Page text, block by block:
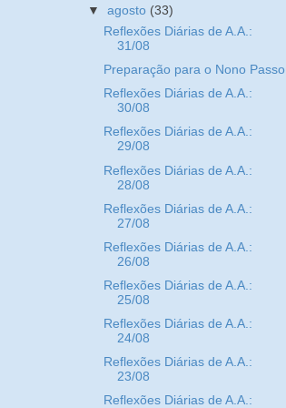
▼agosto (33)
Reflexões Diárias de A.A.:
31/08
Preparação para o Nono Passo
Reflexões Diárias de A.A.:
30/08
Reflexões Diárias de A.A.:
29/08
Reflexões Diárias de A.A.:
28/08
Reflexões Diárias de A.A.:
27/08
Reflexões Diárias de A.A.:
26/08
Reflexões Diárias de A.A.:
25/08
Reflexões Diárias de A.A.:
24/08
Reflexões Diárias de A.A.:
23/08
Reflexões Diárias de A.A.: